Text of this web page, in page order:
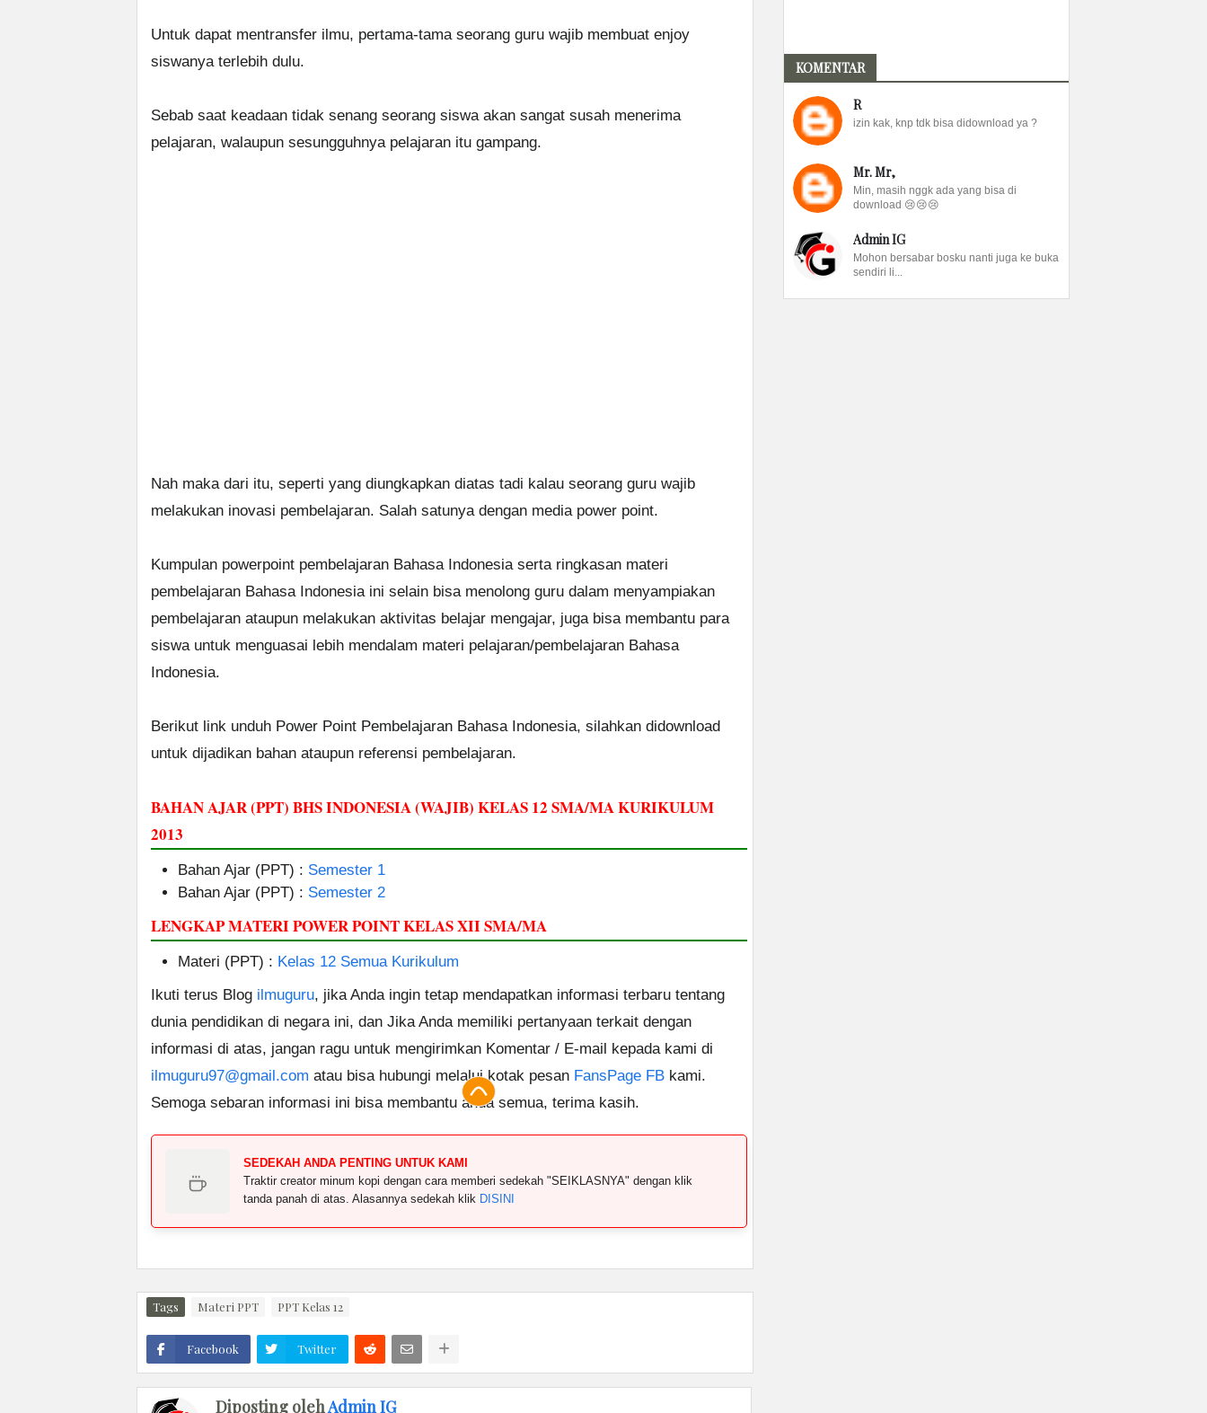
Untuk dapat mentransfer ilmu, pertama-tama seorang guru wajib membuat enjoy
siswanya terlebih dulu.
Sebab saat keadaan tidak senang seorang siswa akan sangat susah menerima
pelajaran, walaupun sesungguhnya pelajaran itu gampang.
Nah maka dari itu, seperti yang diungkapkan diatas tadi kalau seorang guru wajib
melakukan inovasi pembelajaran. Salah satunya dengan media power point.
Kumpulan powerpoint pembelajaran Bahasa Indonesia serta ringkasan materi
pembelajaran Bahasa Indonesia ini selain bisa menolong guru dalam menyampiakan
pembelajaran ataupun melakukan aktivitas belajar mengajar, juga bisa membantu para
siswa untuk menguasai lebih mendalam materi pelajaran/pembelajaran Bahasa
Indonesia.
Berikut link unduh Power Point Pembelajaran Bahasa Indonesia, silahkan didownload
untuk dijadikan bahan ataupun referensi pembelajaran.
BAHAN AJAR (PPT) BHS INDONESIA (WAJIB) KELAS 12 SMA/MA KURIKULUM
2013
Bahan Ajar (PPT) : Semester 1
Bahan Ajar (PPT) : Semester 2
LENGKAP MATERI POWER POINT KELAS XII SMA/MA
Materi (PPT) : Kelas 12 Semua Kurikulum
Ikuti terus Blog ilmuguru, jika Anda ingin tetap mendapatkan informasi terbaru tentang
dunia pendidikan di negara ini, dan Jika Anda memiliki pertanyaan terkait dengan
informasi di atas, jangan ragu untuk mengirimkan Komentar / E-mail kepada kami di
ilmuguru97@gmail.com atau bisa hubungi melalui kotak pesan FansPage FB kami.
Semoga sebaran informasi ini bisa membantu anda semua, terima kasih.
SEDEKAH ANDA PENTING UNTUK KAMI
Traktir creator minum kopi dengan cara memberi sedekah "SEIKLASNYA" dengan klik
tanda panah di atas. Alasannya sedekah klik DISINI
Tags Materi PPT PPT Kelas 12
Facebook Twitter
Diposting olehAdmin IG
KOMENTAR
R
izin kak, knp tdk bisa didownload ya ?
Mr. Mr,
Min, masih nggk ada yang bisa di
download 😢😢😢
Admin IG
Mohon bersabar bosku nanti juga ke buka
sendiri li...